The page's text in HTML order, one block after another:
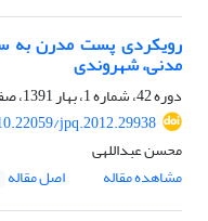
رویکردی پست مدرن به
مدنی، شهروندی
دوره 42، شماره 1، بهار 1391، صفحه
jpq.2012.29938
محسن عبداللهی
مشاهده مقاله
اصل مقاله